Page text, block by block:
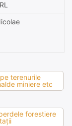
terenurile
miniere etc
forestiere